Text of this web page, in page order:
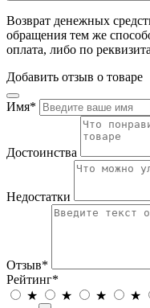
Возврат денежных
обращения тем же
оплата, либо по
Добавить отзыв о товаре
Имя*
Достоинства
Недостатки
Отзыв*
Рейтинг*
★
★ ★ ★